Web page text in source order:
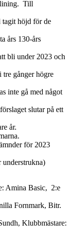
Till
höjd för de
års 130-års
bli under 2023 och
gånger högre
gå med något
slutar på ett
år.
för 2023
Amina Basic, 2:e
Fornmark, Bitr.
Klubbmästare: